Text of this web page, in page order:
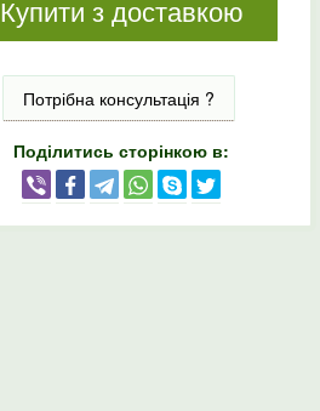
Купити з доставкою
Потрібна консультація ?
Поділитись сторінкою в: